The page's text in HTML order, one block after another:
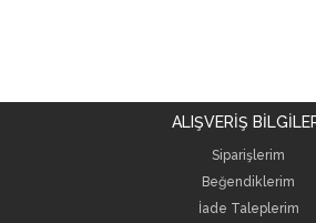
ALIŞVERİŞ
Siparişlerim
Beğendiklerim
İade Taleplerim